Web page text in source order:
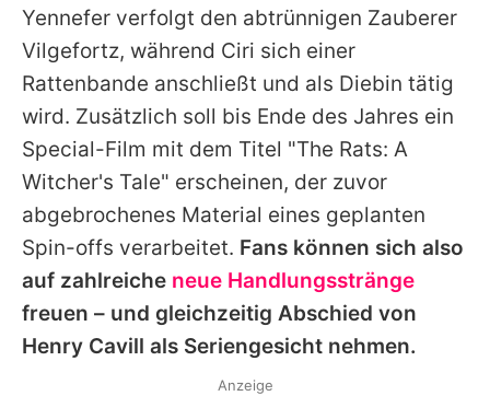
Yennefer verfolgt den abtrünnigen Zauberer
Vilgefortz, während Ciri sich einer
Rattenbande anschließt und als Diebin tätig
wird. Zusätzlich soll bis Ende des Jahres ein
Special-Film mit dem Titel "The Rats: A
Witcher's Tale" erscheinen, der zuvor
abgebrochenes Material eines geplanten
Spin-offs verarbeitet. Fans können sich also
auf zahlreiche neue Handlungsstränge
freuen – und gleichzeitig Abschied von
Henry Cavill als Seriengesicht nehmen.
Anzeige